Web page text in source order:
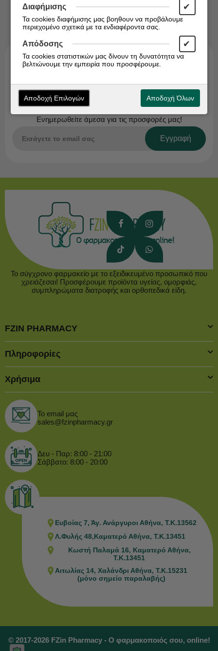
Εγγραφείτε στο Newsletter!
Ενημερωθείτε άμεσα για τις προσφορές μας!
Εγγραφή
Το σύγχρονο φαρμακείο με το εξειδικευμένο προσωπικό που
χρειάζεσαι! Προσφέρουμε προϊόντα υγείας, ομορφιάς,
συμπληρώματα διατροφής και ορθοπεδικά είδη.
FZIN PHARMACY
Πληροφορίες
Χρήσιμα
Το email μας
sales@fzinpharmacy.gr
Δευ - Παρ: 8:00 - 21:00
Σάββατο: 8:00 - 20:00
Ευβοίας 7, Άγ. Ανάργυροι Αθήνα, Τ.Κ.13562
Λ.Φυλής 48,Καματερό Αθήνα, Τ.Κ.13451
Κωστή Παλαμά 16, Καματερό Αθήνα,
Τ.Κ.13451
Αιτωλίας 14, Χαλάνδρι Αθήνα, Τ.Κ.15231
(μόνο σημείο παραλαβής)
© 2017-2026 FZin Pharmacy - Ο φαρμακοποιός σου, online!
Διαφήμισης ✔
Τα cookies διαφήμισης μας βοηθουν να προβάλουμε
περιεχομένο σχετικά με τα ενδιαφέροντα σας.
Απόδοσης ✔
Τα cookies στατιστικών μας δίνουν τη δυνατότητα να
βελτιώνουμε την εμπειρία που προσφέρουμε.
Αποδοχή Επιλογών Αποδοχή Όλων